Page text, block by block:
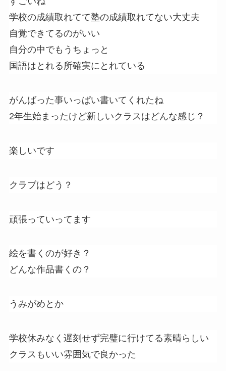
学校の成績取れてて塾の成績取れてない大丈夫
自覚できてるのがいい
自分の中でもうちょっと
国語はとれる所確実にとれている
がんばった事いっぱい書いてくれたね
2年生始まったけど新しいクラスはどんな感じ？
楽しいです
クラブはどう？
頑張っていってます
絵を書くのが好き？
どんな作品書くの？
うみがめとか
学校休みなく遅刻せず完璧に行けてる素晴らしい
クラスもいい雰囲気で良かった